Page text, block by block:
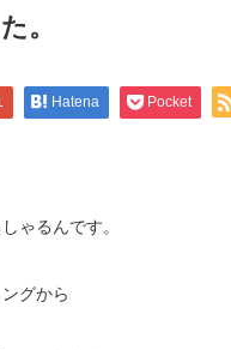
。
Hatena Pocket
ゃるんです。
グから